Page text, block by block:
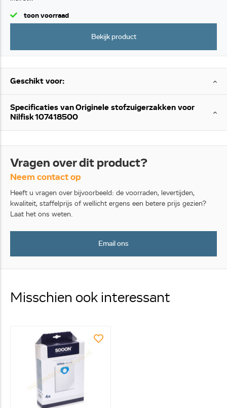
toon voorraad
Bekijk product
Geschikt voor:
Specificaties van Originele stofzuigerzakken voor
Nilfisk 107418500
Vragen over dit product?
Neem contact op
Heeft u vragen over bijvoorbeeld: de voorraden, levertijden,
kwaliteit, staffelprijs of wellicht ergens een betere prijs gezien?
Laat het ons weten.
Email ons
Misschien ook interessant